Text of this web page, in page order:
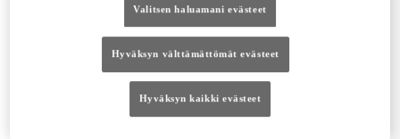
Valitsen haluamani evästeet
Hyväksyn välttämättömät evästeet
Hyväksyn kaikki evästeet